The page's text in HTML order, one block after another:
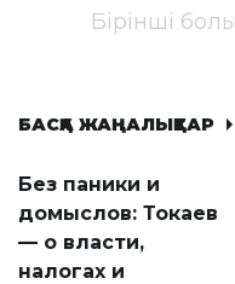
Бірінші
БАСҚА ЖАҢАЛЫҚТАР
Без паники и
домыслов: Токаев
— о власти,
налогах и